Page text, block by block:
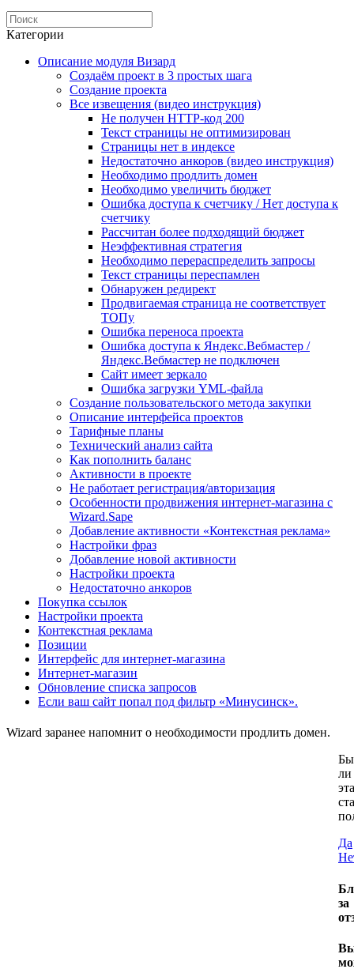
Категории
Описание модуля Визард
Создаём проект в 3 простых шага
Создание проекта
Все извещения (видео инструкция)
Не получен HTTP-код 200
Текст страницы не оптимизирован
Страницы нет в индексе
Недостаточно анкоров (видео инструкция)
Необходимо продлить домен
Необходимо увеличить бюджет
Ошибка доступа к счетчику / Нет доступа к
счетчику
Рассчитан более подходящий бюджет
Неэффективная стратегия
Необходимо перераспределить запросы
Текст страницы переспамлен
Обнаружен редирект
Продвигаемая страница не соответствует
ТОПу
Ошибка переноса проекта
Ошибка доступа к Яндекс.Вебмастер /
Яндекс.Вебмастер не подключен
Сайт имеет зеркало
Ошибка загрузки YML-файла
Создание пользовательского метода закупки
Описание интерфейса проектов
Тарифные планы
Технический анализ сайта
Как пополнить баланс
Активности в проекте
Не работает регистрация/авторизация
Особенности продвижения интернет-магазина с
Wizard.Sape
Добавление активности «Контекстная реклама»
Настройки фраз
Добавление новой активности
Настройки проекта
Недостаточно анкоров
Покупка ссылок
Настройки проекта
Контекстная реклама
Позиции
Интерфейс для интернет-магазина
Интернет-магазин
Обновление списка запросов
Если ваш сайт попал под фильтр «Минусинск».
Wizard заранее напомнит о необходимости продлить домен.
ли
эта
Да
за